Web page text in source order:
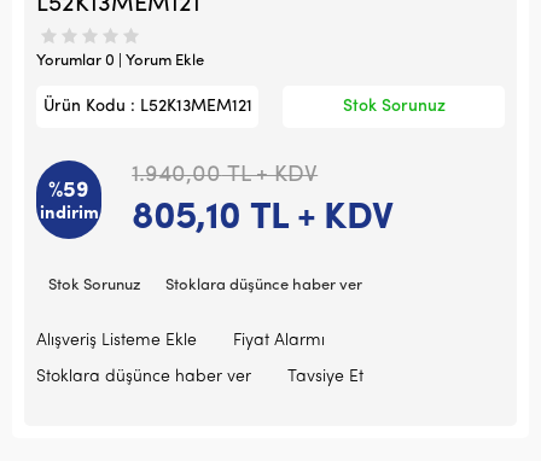
L52K13MEM121
Yorumlar 0 | Yorum Ekle
Ürün Kodu : L52K13MEM121 Stok Sorunuz
%59
indirim
1.940,00TL + KDV
805,10 TL + KDV
Stok Sorunuz Stoklara düşünce haber ver
Alışveriş Listeme Ekle
Fiyat Alarmı
Stoklara düşünce haber ver
Tavsiye Et